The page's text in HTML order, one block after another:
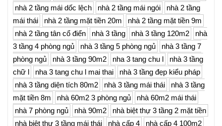
nhà 2 tầng mái dốc lệch
nhà 2 tầng mái ngói
nhà 2 tầng
mái thái
nhà 2 tầng mặt tiền 20m
nhà 2 tầng mặt tiền 9m
nhà 2 tầng tân cổ điển
nhà 3 tầng nhà 3 tầng 120m2
nhà
3 tầng 4 phòng ngủ
nhà 3 tầng 5 phòng ngủ
nhà 3 tầng 7
phòng ngủ
nhà 3 tầng 90m2 nha 3 tang chu l
nhà 3 tầng
chữ l
nha 3 tang chu l mai thai
nhà 3 tầng đẹp kiểu pháp
nhà 3 tầng diện tích 80m2
nhà 3 tầng mái thái
nhà 3 tầng
mặt tiền 8m
nhà 60m2 3 phòng ngủ
nhà 60m2 mái thái
nhà 7 phòng ngủ
nhà 90m2
nhà biệt thự 3 tầng 2 mặt tiền
nhà biệt thự 3 tầng mái thái
nhà cấp 4
nhà cấp 4 100m2